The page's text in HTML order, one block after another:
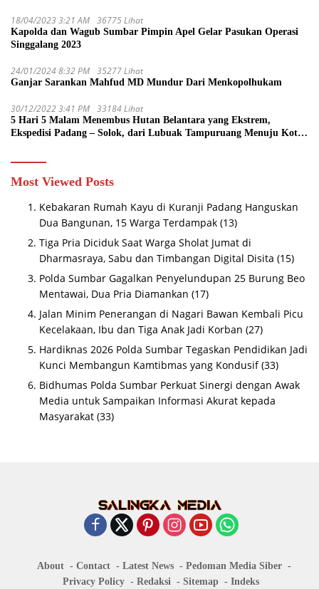
18/04/2023 3:21 AM 36775 Lihat
Kapolda dan Wagub Sumbar Pimpin Apel Gelar Pasukan Operasi
Singgalang 2023
24/01/2024 8:32 PM 35277 Lihat
Ganjar Sarankan Mahfud MD Mundur Dari Menkopolhukam
30/12/2022 3:41 PM 33184 Lihat
5 Hari 5 Malam Menembus Hutan Belantara yang Ekstrem,
Ekspedisi Padang – Solok, dari Lubuak Tampuruang Menuju Koto
Most Viewed Posts
Kebakaran Rumah Kayu di Kuranji Padang Hanguskan
Dua Bangunan, 15 Warga Terdampak (13)
Tiga Pria Diciduk Saat Warga Sholat Jumat di
Dharmasraya, Sabu dan Timbangan Digital Disita (15)
Polda Sumbar Gagalkan Penyelundupan 25 Burung Beo
Mentawai, Dua Pria Diamankan (17)
Jalan Minim Penerangan di Nagari Bawan Kembali Picu
Kecelakaan, Ibu dan Tiga Anak Jadi Korban (27)
Hardiknas 2026 Polda Sumbar Tegaskan Pendidikan Jadi
Kunci Membangun Kamtibmas yang Kondusif (33)
Bidhumas Polda Sumbar Perkuat Sinergi dengan Awak
Media untuk Sampaikan Informasi Akurat kepada
Masyarakat (33)
About Contact Latest News
Pedoman Media Siber
Privacy Policy
Redaksi Sitemap Indeks